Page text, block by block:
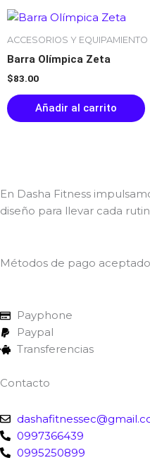
ACCESORIOS Y
Barra Olímpica Zeta
$83.00
Añadir al carrito
En Dasha Fitness
diseño para llevar cada
Métodos de pago
Payphone
Paypal
Transferencias
Contacto
0997366439
0995250899